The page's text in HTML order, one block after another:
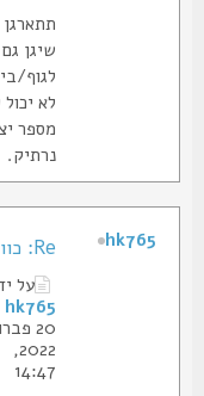
תתארגן על
שיגן גם
לגוף/ביגוד.
לא יכול
מספר
נרתיק.
על ידי
hk765
»
20 פברואר
2022,
14:47
hk765